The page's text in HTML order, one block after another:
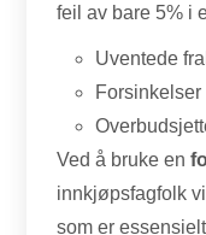
feil av bare 5% i
Uventede
Ved å bruke en
innkjøpsfagfolk
som er